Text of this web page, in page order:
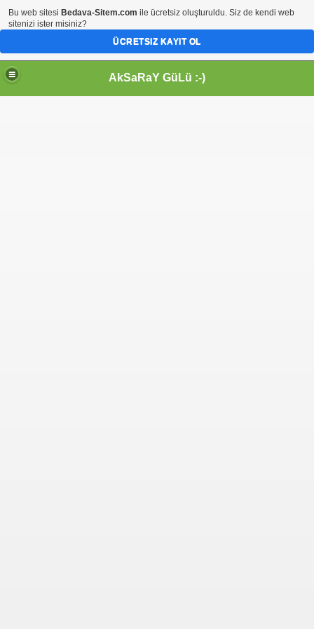
AkSaRaY GüLü :-)
Bu web sitesi Bedava-Sitem.com ile ücretsiz oluşturuldu. Siz de kendi web
sitenizi ister misiniz?
ÜCRETSIZ KAYIT OL